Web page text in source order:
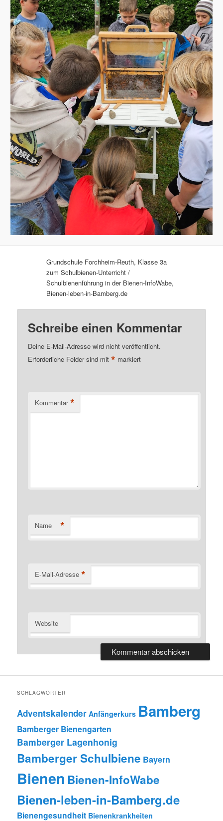
Grundschule Forchheim-Reuth, Klasse 3a
zum Schulbienen-Unterricht /
Schulbienenführung in der Bienen-InfoWabe,
Bienen-leben-in-Bamberg.de
Schreibe einen Kommentar
Deine E-Mail-Adresse wird nicht veröffentlicht.
Erforderliche Felder sind mit* markiert
Kommentar *
Name *
E-Mail-Adresse *
Website
SCHLAGWÖRTER
Adventskalender Anfängerkurs Bamberg
Bamberger Bienengarten
Bamberger Lagenhonig
Bamberger Schulbiene Bayern
Bienen Bienen-InfoWabe
Bienen-leben-in-Bamberg.de
Bienengesundheit Bienenkrankheiten